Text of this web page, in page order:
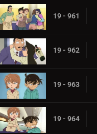
19 - 961
19 - 962
19 - 963
19 - 964